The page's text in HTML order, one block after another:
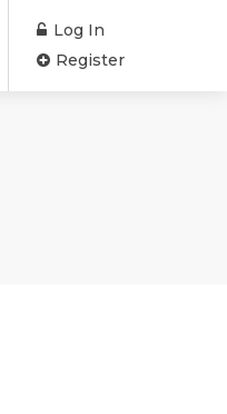
Log In
Register